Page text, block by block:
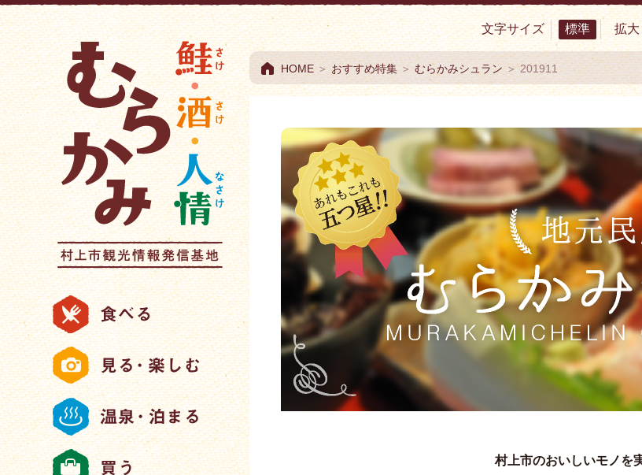
村上市観光情報総合サイト 村上市観光協会 -鮭・酒・人情 むらかみ-
文字サイズ 標準 拡大
HOME＞おすすめ特集＞むらかみシュラン＞ 201911
村上市のおいしいモノを